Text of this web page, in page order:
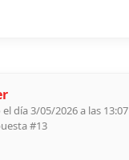
el día 3/05/2026 a las 13:07
#13